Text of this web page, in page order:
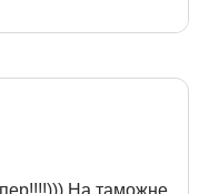
На таможне